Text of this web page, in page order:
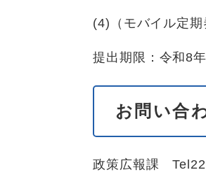
(4)（モバイル定
提出期限：令和8
お問い合
政策広報課